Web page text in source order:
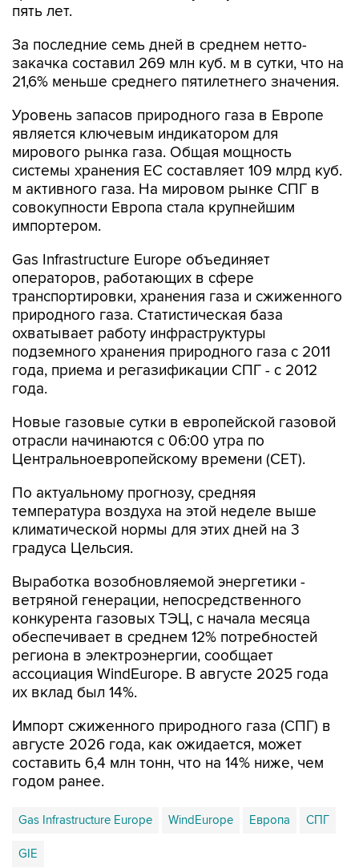
За последние семь дней в среднем нетто-
21,6% меньше среднего пятилетнего значения.
Уровень запасов природного газа в Европе
мирового рынка газа. Общая мощность
системы хранения ЕС составляет 109 млрд куб.
м активного газа. На мировом рынке СПГ в
совокупности Европа стала крупнейшим
импортером.
Gas Infrastructure Europe объединяет
транспортировки, хранения газа и сжиженного
природного газа. Статистическая база
охватывает работу инфраструктуры
подземного хранения природного газа с 2011
года, приема и регазификации СПГ - с 2012
года.
Новые газовые сутки в европейской газовой
Центральноевропейскому времени (CET).
По актуальному прогнозу, средняя
климатической нормы для этих дней на 3
градуса Цельсия.
Выработка возобновляемой энергетики -
конкурента газовых ТЭЦ, с начала месяца
обеспечивает в среднем 12% потребностей
региона в электроэнергии, сообщает
ассоциация WindEurope. В августе 2025 года
их вклад был 14%.
Импорт сжиженного природного газа (СПГ) в
составить 6,4 млн тонн, что на 14% ниже, чем
годом ранее.
Gas Infrastructure Europe
GIE